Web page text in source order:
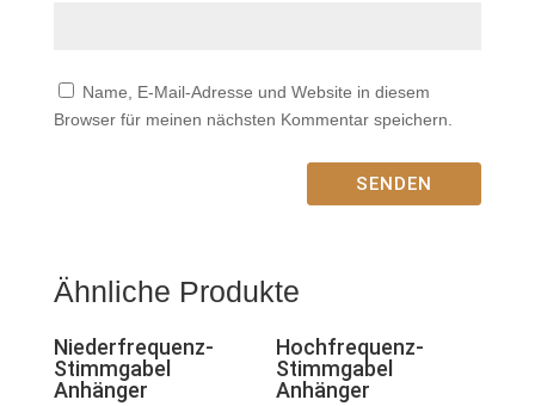
Name, E-Mail-Adresse und Website in diesem
Browser für meinen nächsten Kommentar speichern.
SENDEN
Ähnliche Produkte
Niederfrequenz-
Stimmgabel
Anhänger
Hochfrequenz-
Stimmgabel
Anhänger